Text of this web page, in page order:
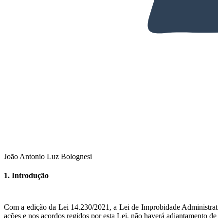
João Antonio Luz Bolognesi
1. Introdução
Com a edição da Lei 14.230/2021, a Lei de Improbidade
ações e nos acordos regidos por esta Lei, não haverá adiantamento